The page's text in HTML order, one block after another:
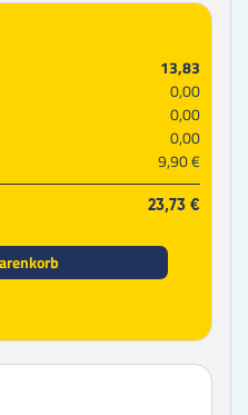
13,83
0,00
0,00
0,00
9,90 €
23,73 €